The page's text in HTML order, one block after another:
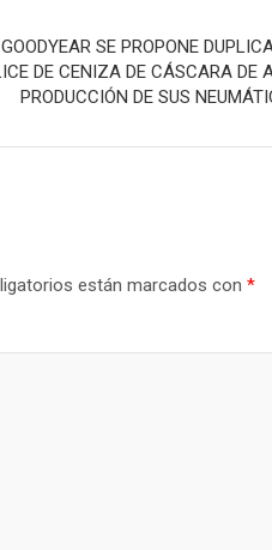
GOODYEAR SE PROPONE
DE CENIZA DE CÁSCARA DE
PRODUCCIÓN DE SUS
están marcados con *